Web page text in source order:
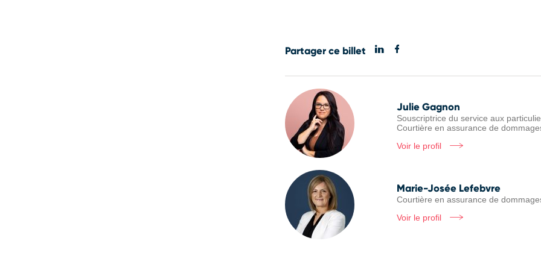
Partager ce billet
Julie Gagnon
Souscriptrice du service aux
Courtière en assurance de
Voir le profil
Marie-Josée Lefebvre
Courtière en assurance de
Voir le profil